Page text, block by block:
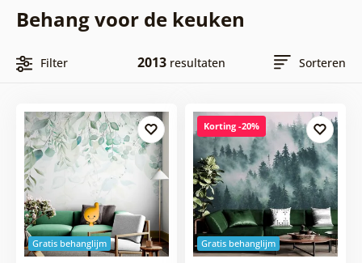
Behang voor de keuken
Filter 2013resultaten Sorteren
Gratis behanglijm Gratis behanglijm
Korting -20%